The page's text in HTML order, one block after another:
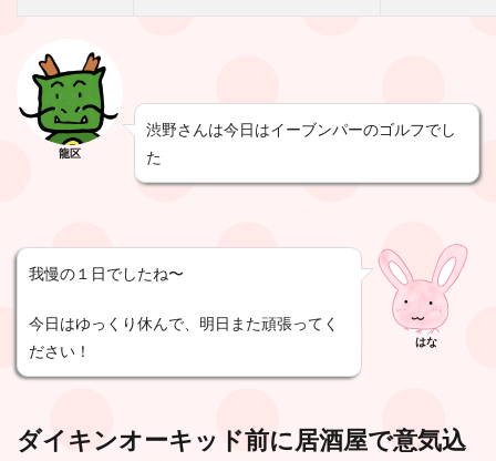
龍区
渋野さんは今日はイーブンパーのゴルフでし
た
我慢の１日でしたね〜
今日はゆっくり休んで、明日また頑張ってく
ださい！
はな
ダイキンオーキッド前に居酒屋で意気込